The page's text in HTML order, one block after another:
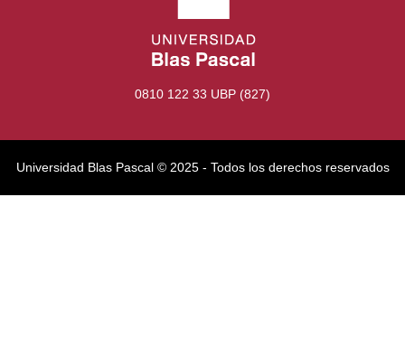
0810 122 33 UBP (827)
Universidad Blas Pascal ©️ 2025 - Todos los derechos reservados